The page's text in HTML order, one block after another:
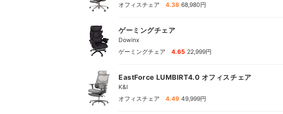
オフィスチェア
4.38 68,980円
ゲーミングチェア
Dowinx
ゲーミングチェア
4.65 22,999円
EastForce LUMBIRT4.0 オフィスチェア
K&I
オフィスチェア
4.49 49,999円